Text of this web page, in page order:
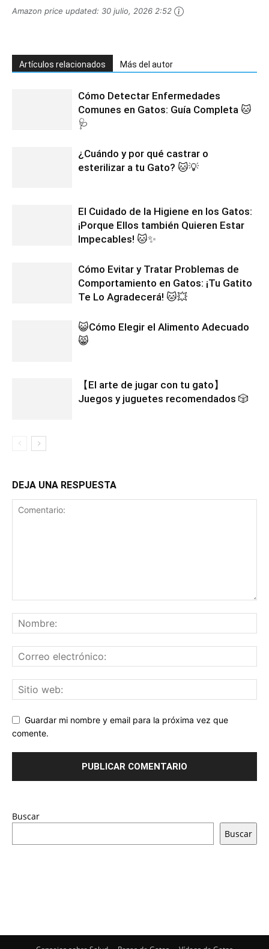
Amazon price updated: 30 julio, 2026 2:52
Artículos relacionados Más del autor
Cómo Detectar Enfermedades
Comunes en Gatos: Guía Completa 🐱
🩺
¿Cuándo y por qué castrar o
esterilizar a tu Gato? 🐱💡
El Cuidado de la Higiene en los Gatos:
¡Porque Ellos también Quieren Estar
Impecables! 🐱✨
Cómo Evitar y Tratar Problemas de
Comportamiento en Gatos: ¡Tu Gatito
Te Lo Agradecerá! 🐱💥
😺Cómo Elegir el Alimento Adecuado
😸
【El arte de jugar con tu gato】
Juegos y juguetes recomendados 🎲
DEJA UNA RESPUESTA
Guardar mi nombre y email para la próxima vez que
comente.
Buscar
Buscar